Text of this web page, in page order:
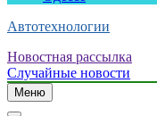
Автотехнологии
Новостная рассылка
Случайные новости
Меню